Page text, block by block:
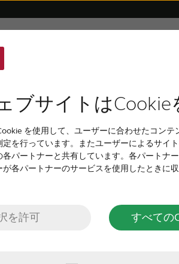
ブサイトはCookie
を使用して、ユーザーに合わせたコン
を行っています。またユーザーによるサイ
パートナーと共有しています。各パートナ
各パートナーのサービスを使用したときに
を許可 すべての
Bluetooth補聴器 充電式 補聴器
聴 高度～重度の難聴
ご利用者の声 販売店インタビ
アプリのサポート
受賞履歴